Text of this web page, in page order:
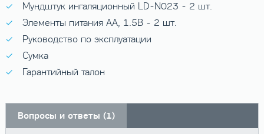
Мундштук ингаляционный LD-N023 - 2 шт.
Элементы питания AA, 1.5B - 2 шт.
Руководство по эксплуатации
Сумка
Гарантийный талон
Вопросы и ответы (1)